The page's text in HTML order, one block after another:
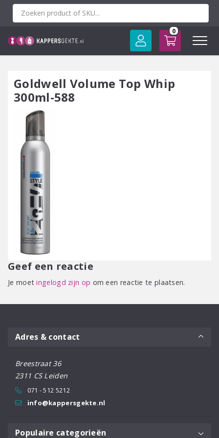
Spring
0
Goldwell Volume Top Whip
300ml-588
Geef een reactie
Je moetingelogd zijn op om een reactie te plaatsen.
Adres & contact
Breestraat 36
2311 CS Leiden
071 - 512 5212
info@kappersgekte.nl
Populaire categorieën